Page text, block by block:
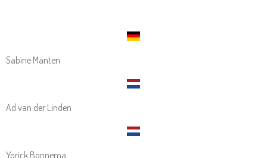
Sabine Manten
Ad van der Linden
Yorick Bonnema